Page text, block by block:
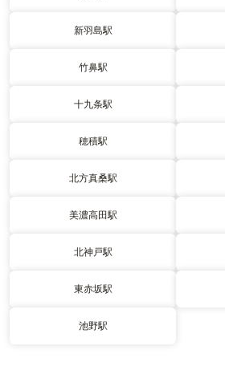
新羽島駅
竹鼻駅
十九条駅
穂積駅
北方真桑駅
美濃高田駅
北神戸駅
東赤坂駅
池野駅